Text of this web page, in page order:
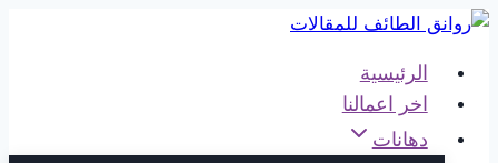
التجاوز
المحتوى الرئيسية
اخر اعمالنا
دهانات